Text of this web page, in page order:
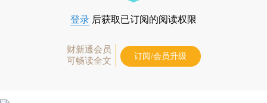
登录 后获取已订阅的阅读权限
财新通会员
可畅读全文
订阅/会员升级